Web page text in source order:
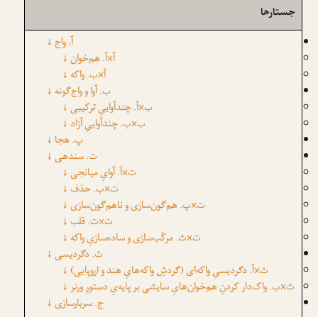
جستارها
آ. واج↓
آ×آ. هم‌خوان↓
آ×ب. واکه↓
ب. آوا و واج‌گونه↓
ب×آ. چندآواییِ ترکیبی↓
ب×ب. چندآواییِ آزاد↓
پ. هجا↓
ت. سندهی↓
ت×آ. آوایِ میانجی↓
ت×ب. حذف↓
ت×پ. هم‌گون‌سازی و ناهم‌گون‌سازی↓
ت×ت. قلب↓
ت×ث. مرکّب‌سازی و ساده‌سازیِ واکه↓
ث. دگردیسی↓
ث×آ. دگردیسیِ واکه‌ای (گردشِ واکه‌هایِ هند و اروپایی)↓
ث×ب. واک‌دار کردنِ هم‌خوان‌هایِ سایشی بر پایه‌یِ دستورِ ورنر↓
ج. سربارسازی↓